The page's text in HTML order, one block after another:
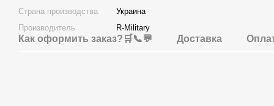
Страна производства
Украина
Производитель
R-Military
Как оформить заказ?🛒📞💬 Доставка